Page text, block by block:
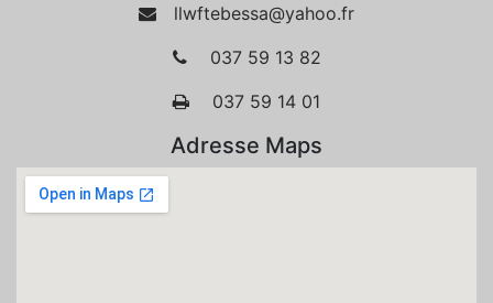
llwftebessa@yahoo.fr
037 59 13 82
037 59 14 01
Adresse Maps